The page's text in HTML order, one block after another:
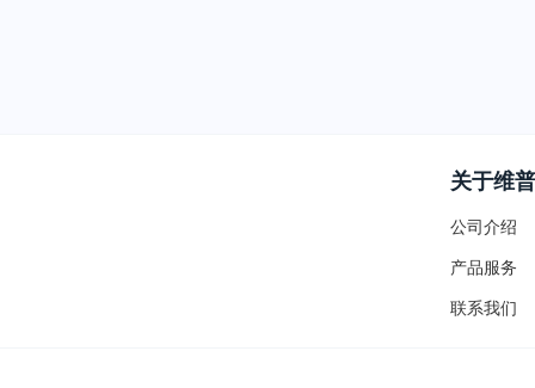
关于维普
公司介绍
产品服务
联系我们